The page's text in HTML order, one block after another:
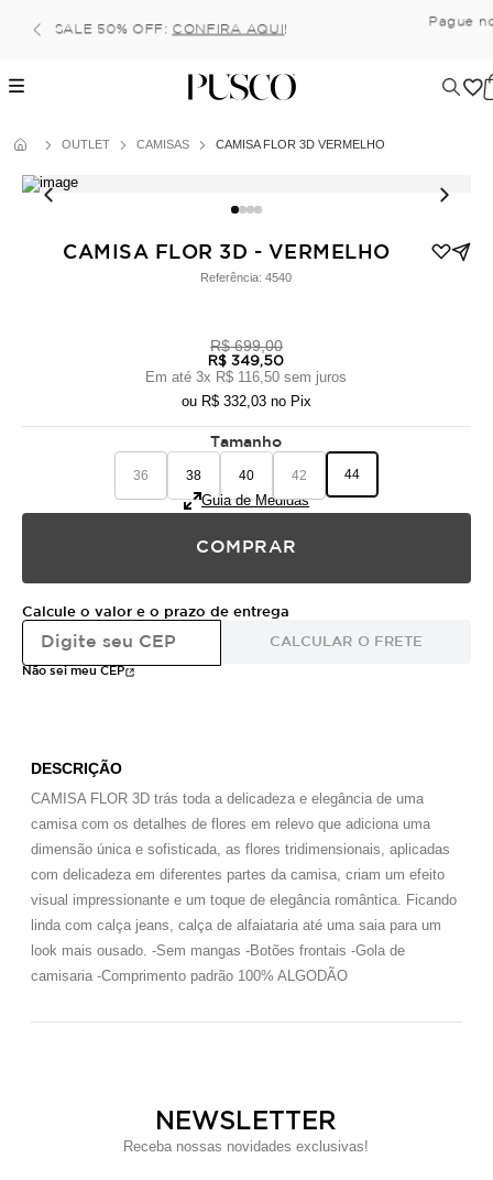
Pague no pix com 5% de desconto, ou parcele no
6x (parcela mínima de 100 reais) sem juros!
OUTLET CAMISAS CAMISA FLOR 3D VERMELHO
CAMISA FLOR 3D - VERMELHO
Referência:4540
R$ 699,00
R$ 349,50
Em até3x R$ 116,50 sem juros
ou R$ 332,03 no Pix
Tamanho
36 38 40 42 44
Guia de Medidas
COMPRAR
Calcule o valor e o prazo de entrega
CALCULAR O FRETE
Não sei meu CEP
DESCRIÇÃO
CAMISA FLOR 3D trás toda a delicadeza e elegância de uma
camisa com os detalhes de flores em relevo que adiciona uma
dimensão única e sofisticada, as flores tridimensionais, aplicadas
com delicadeza em diferentes partes da camisa, criam um efeito
visual impressionante e um toque de elegância romântica. Ficando
linda com calça jeans, calça de alfaiataria até uma saia para um
look mais ousado. -Sem mangas -Botões frontais -Gola de
camisaria -Comprimento padrão 100% ALGODÃO
NEWSLETTER
Receba nossas novidades exclusivas!